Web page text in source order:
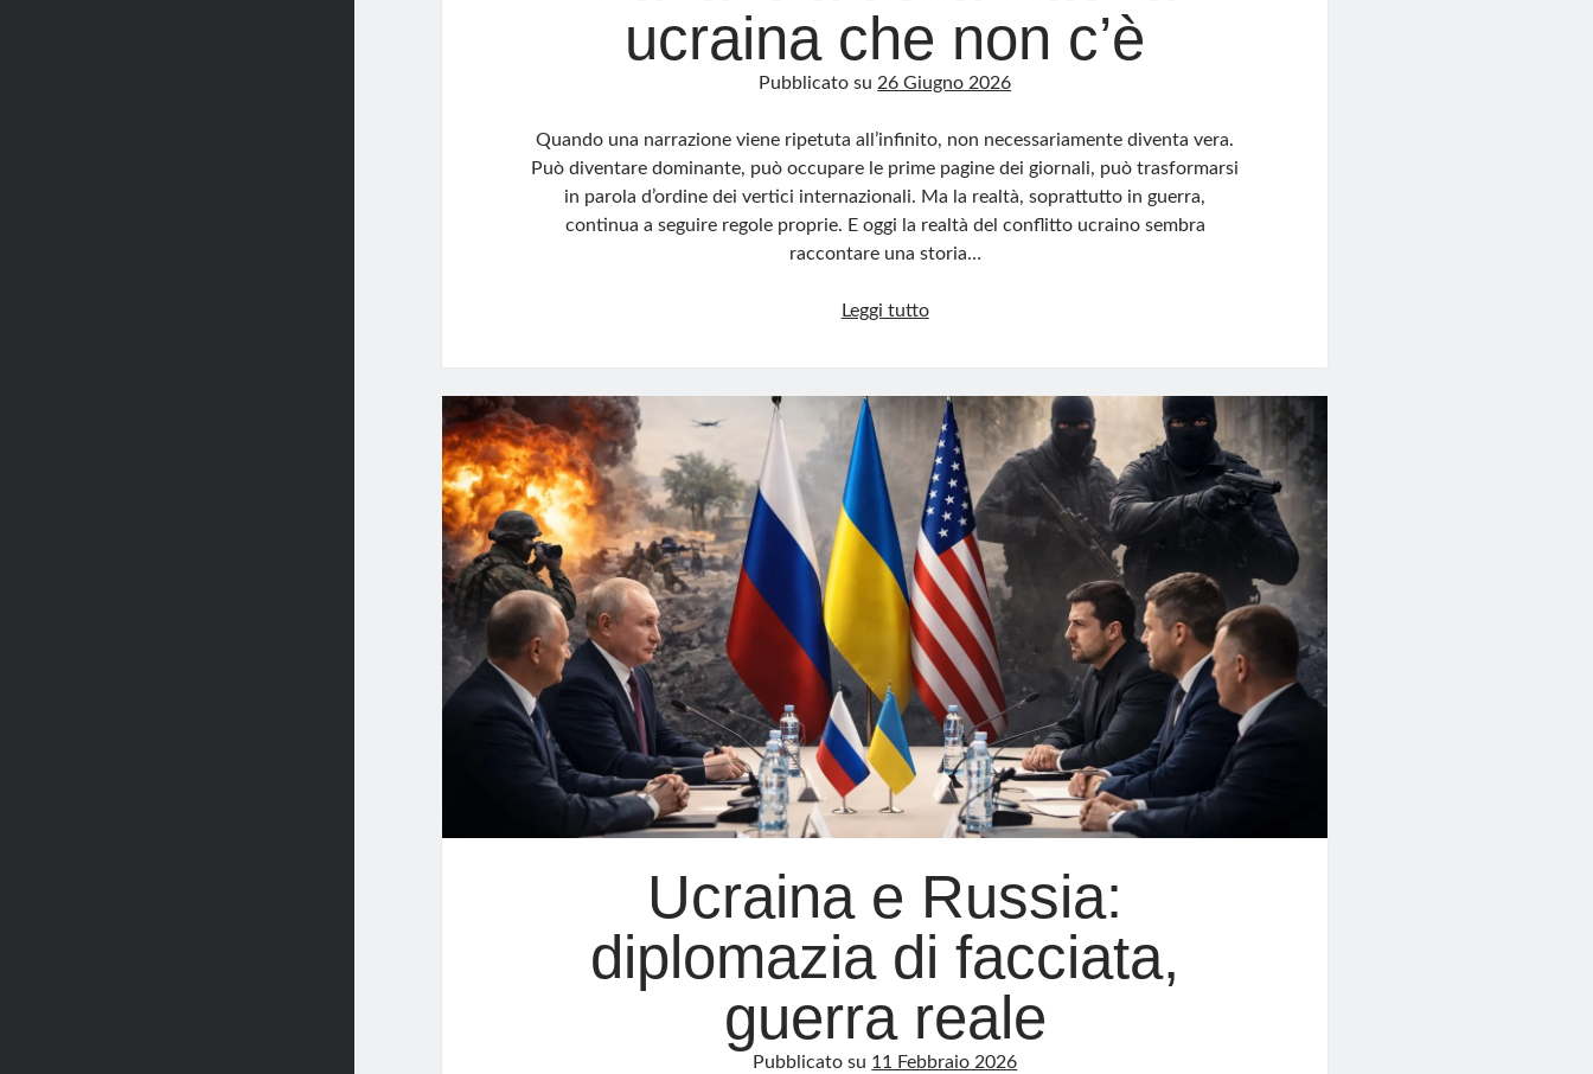
ucraina che non c’è
Pubblicato su 26 Giugno 2026
Quando una narrazione viene ripetuta all’infinito, non necessariamente diventa vera.
Può diventare dominante, può occupare le prime pagine dei giornali, può trasformarsi
in parola d’ordine dei vertici internazionali. Ma la realtà, soprattutto in guerra,
continua a seguire regole proprie. E oggi la realtà del conflitto ucraino sembra
raccontare una storia…
Leggi tuttoLa
vittoria
ucraina
che
non
c’è
Ucraina e Russia:
diplomazia di facciata,
guerra reale
Pubblicato su 11 Febbraio 2026